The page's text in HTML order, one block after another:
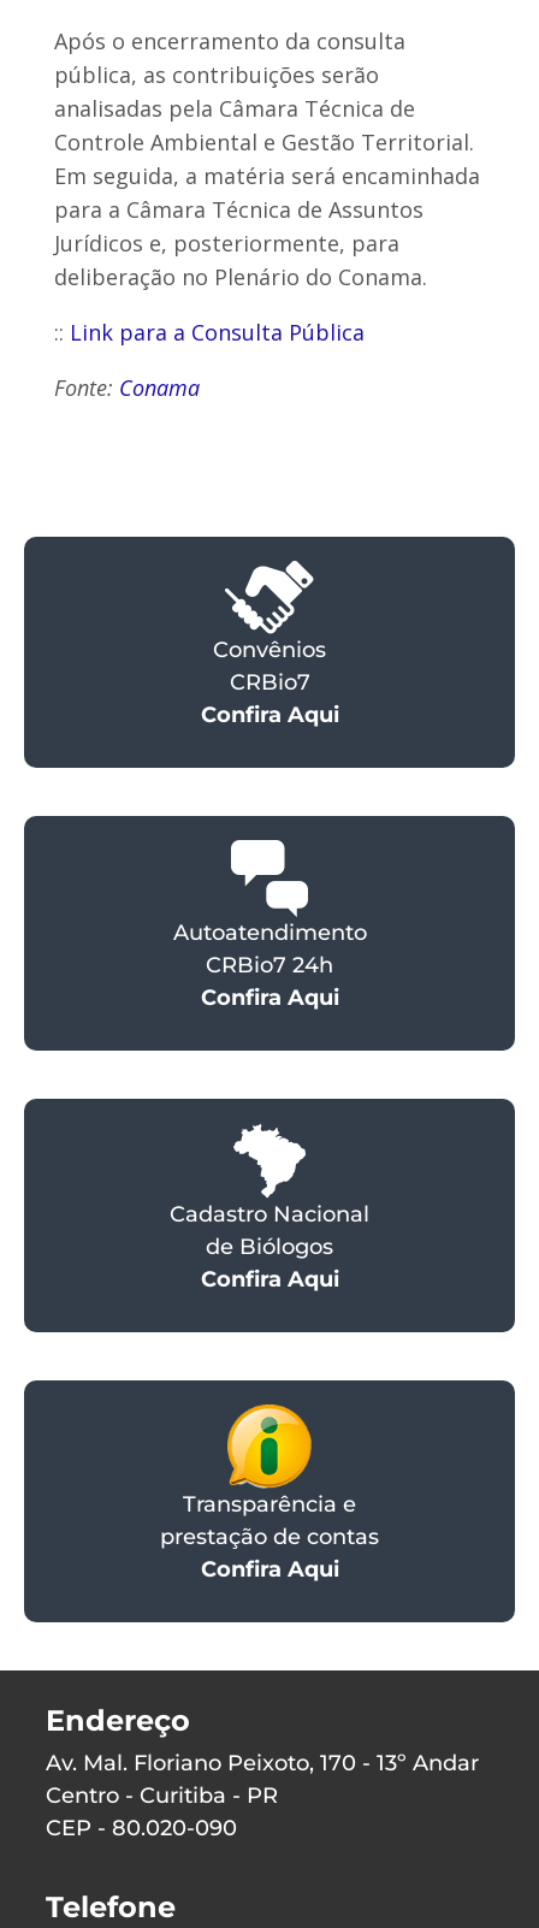
Após o encerramento da consulta
pública, as contribuições serão
analisadas pela Câmara Técnica de
Controle Ambiental e Gestão Territorial.
Em seguida, a matéria será encaminhada
para a Câmara Técnica de Assuntos
Jurídicos e, posteriormente, para
deliberação no Plenário do Conama.
:: Link para a Consulta Pública
Fonte: Conama
Convênios
CRBio7
Confira Aqui
Autoatendimento
CRBio7 24h
Confira Aqui
Cadastro Nacional
de Biólogos
Confira Aqui
Transparência e
prestação de contas
Confira Aqui
Endereço
Av. Mal. Floriano Peixoto, 170 - 13º Andar
Centro - Curitiba - PR
CEP - 80.020-090
Telefone